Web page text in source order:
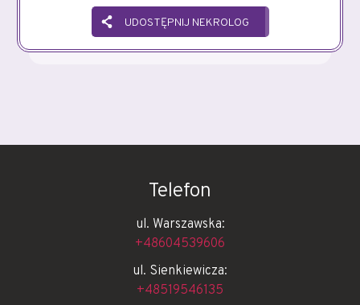
UDOSTĘPNIJ NEKROLOG
Telefon
ul. Warszawska:
+48604539606
ul. Sienkiewicza:
+48519546135